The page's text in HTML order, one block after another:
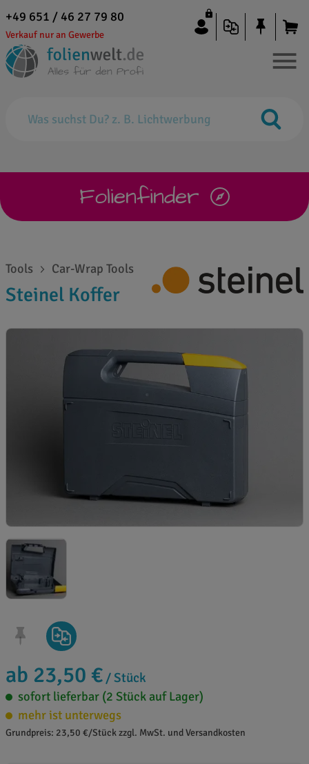
+49 651 / 46 27 79 80
Verkauf nur an Gewerbe
Folienfinder
Tools Car-Wrap Tools
Steinel Koffer
ab 23,50 € / Stück
sofort lieferbar (2 Stück auf Lager)
mehr ist unterwegs
Grundpreis: 23,50 €/Stück zzgl. MwSt. und Versandkosten